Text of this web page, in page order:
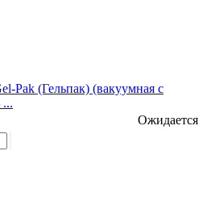
Pak (Гельпак) (вакуумная с
...
Ожидается